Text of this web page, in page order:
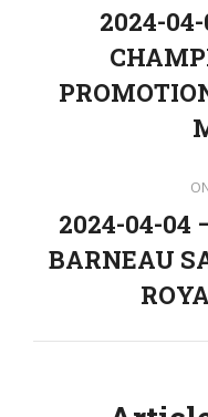
2024-
2024-04-04
BARNEAU